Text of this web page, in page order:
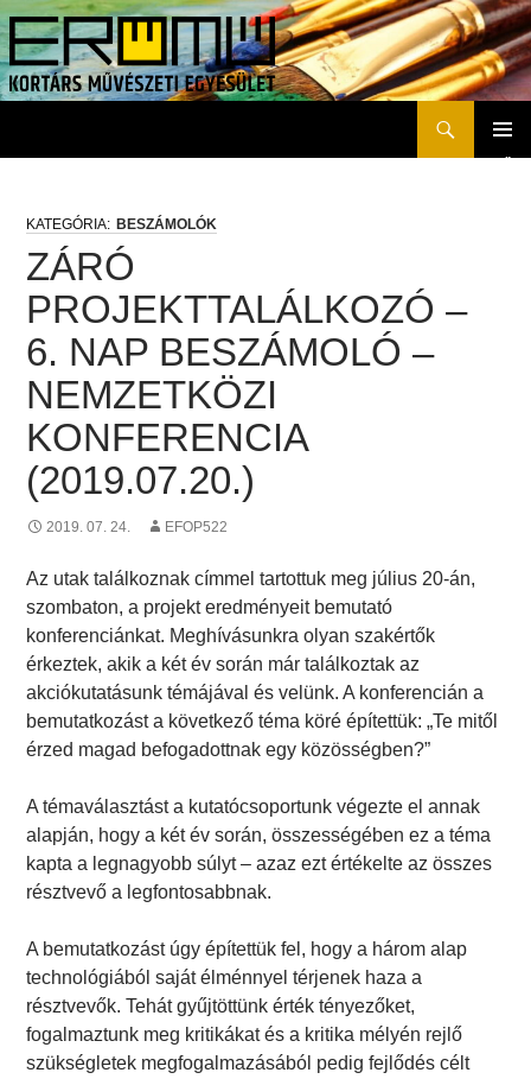
BESZÁMOLÓK
ZÁRÓ
PROJEKTTALÁLKOZÓ –
6. NAP BESZÁMOLÓ –
NEMZETKÖZI
KONFERENCIA
(2019.07.20.)
2019. 07. 24. EFOP522
Az utak találkoznak címmel tartottuk meg július 20-án,
szombaton, a projekt eredményeit bemutató
konferenciánkat. Meghívásunkra olyan szakértők
érkeztek, akik a két év során már találkoztak az
akciókutatásunk témájával és velünk. A konferencián a
bemutatkozást a következő téma köré építettük: „Te mitől
érzed magad befogadottnak egy közösségben?”
A témaválasztást a kutatócsoportunk végezte el annak
alapján, hogy a két év során, összességében ez a téma
kapta a legnagyobb súlyt – azaz ezt értékelte az összes
résztvevő a legfontosabbnak.
A bemutatkozást úgy építettük fel, hogy a három alap
technológiából saját élménnyel térjenek haza a
résztvevők. Tehát gyűjtöttünk érték tényezőket,
fogalmaztunk meg kritikákat és a kritika mélyén rejlő
szükségletek megfogalmazásából pedig fejlődés célt